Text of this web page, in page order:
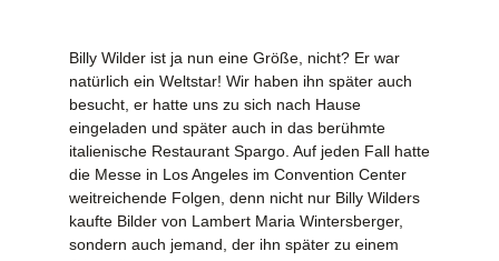
Billy Wilder ist ja nun eine Größe, nicht? Er war
natürlich ein Weltstar! Wir haben ihn später auch
besucht, er hatte uns zu sich nach Hause
eingeladen und später auch in das berühmte
italienische Restaurant Spargo. Auf jeden Fall hatte
die Messe in Los Angeles im Convention Center
weitreichende Folgen, denn nicht nur Billy Wilders
kaufte Bilder von Lambert Maria Wintersberger,
sondern auch jemand, der ihn später zu einem